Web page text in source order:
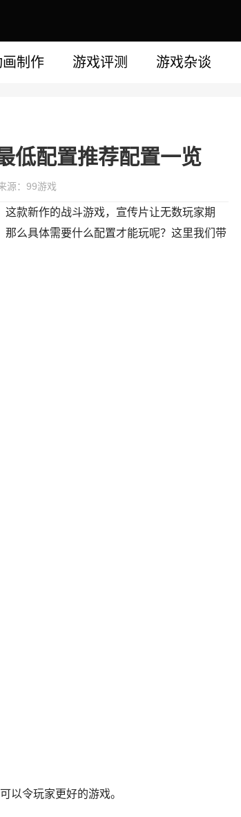
画制作 游戏评测 游戏杂谈
低配置推荐配置一览
源：99游戏
款新作的战斗游戏，宣传片让无数玩家期
么具体需要什么配置才能玩呢？这里我们带
以令玩家更好的游戏。